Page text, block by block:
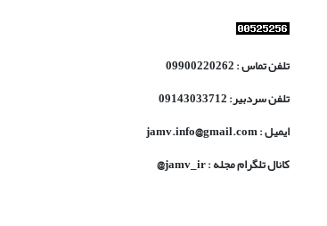
تلفن تماس : 09900220262
تلفن سردبیر: 09143033712
ایمیل : jamv.info@gmail.com
کانال تلگرام مجله : jamv_ir@